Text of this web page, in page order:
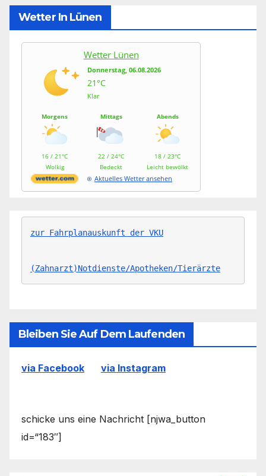
Wetter In Lünen
Wetter Lünen
Donnerstag, 06.08.2026
21°C
Klar
Morgens
16 / 21°C
Wolkig
Mittags
22 / 24°C
Bedeckt
Abends
18 / 23°C
Leicht bewölkt
Aktuelles Wetter ansehen
zur Fahrplanauskunft der VKU
(Zahnarzt)Notdienste/Apotheken/Tierärzte
Bleiben Sie Auf Dem Laufenden
via Facebook via Instagram
schicke uns eine Nachricht [njwa_button
id=“183″]